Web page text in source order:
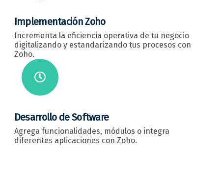
Implementación Zoho
Incrementa la eficiencia operativa de tu negocio
digitalizando y estandarizando tus procesos con
Zoho.
Desarrollo de Software
Agrega funcionalidades, módulos o integra
diferentes aplicaciones con Zoho.